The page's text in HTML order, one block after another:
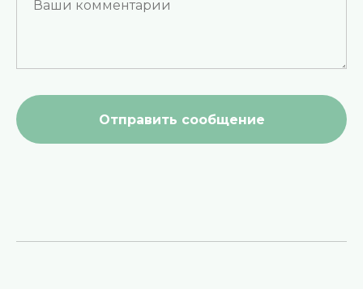
Отправить сообщение